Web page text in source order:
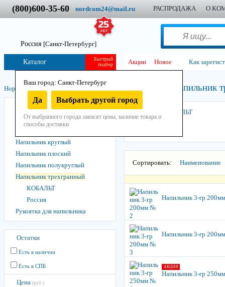
(800)600-35-60 nordcom24@mail.ru РАСПРОДАЖА О
Россия [Санкт-Петербург]
Ваш город: Санкт-Петербург
Да Выбрать другой город
От выбранного города зависят цены, наличие товара и
способы доставки
Быстрый
подбор
Каталог Акции Новое Как
Нордком Инструмент Ручной / Слесарный Напильник
Набор напильников
Надфиль
Напильник круглый
Напильник плоский
Напильник полукруглый
Напильник трехгранный
КОБАЛЬТ
Россия
Рукоятка для напильника
Остатки
Есть в наличии
Есть в СПБ
Цена (руб.)
КОБАЛЬТ
Сортировать: Наименование
Напильник 3-гр
Напильник 3-гр
АКЦИЯ
Напильник 3-гр